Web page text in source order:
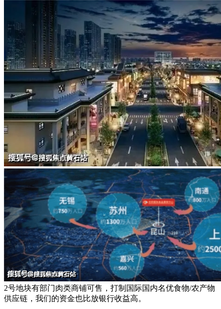
2号地块有部门肉类商铺可售，打制国际国内名优食物/农产物
供应链，我们的资金也比放银行收益高。